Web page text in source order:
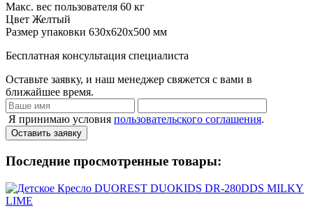
Макс. вес пользователя 60 кг
Цвет Желтый
Размер упаковки 630х620х500 мм
Бесплатная консультация специалиста
Оставьте заявку, и наш менеджер свяжется с вами в
ближайшее время.
Я принимаю условия пользовательского соглашения.
Оставить заявку
Последние просмотренные товары: